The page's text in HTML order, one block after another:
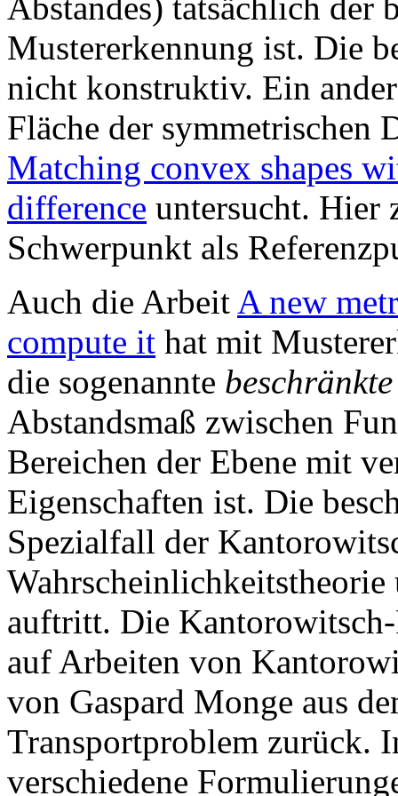
Abstandes) tatsächlich der
Mustererkennung ist. Die
nicht konstruktiv. Ein
Fläche der
Matching convex shapes
difference untersucht. Hier
Schwerpunkt als
Auch die Arbeit A new
compute it hat mit
die sogenannte
Abstandsmaß zwischen
Bereichen der Ebene mit
Eigenschaften ist. Die
Spezialfall der
auftritt. Die
auf Arbeiten von
von Gaspard Monge aus
Transportproblem zurück.
verschiedene